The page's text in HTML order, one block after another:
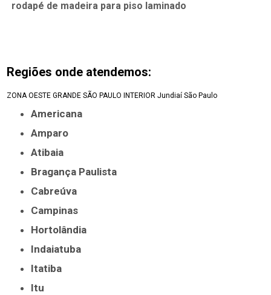
rodapé de madeira para piso laminado
Regiões onde atendemos:
ZONA OESTE GRANDE SÃO PAULO INTERIOR Jundiaí São Paulo
Americana
Amparo
Atibaia
Bragança Paulista
Cabreúva
Campinas
Hortolândia
Indaiatuba
Itatiba
Itu